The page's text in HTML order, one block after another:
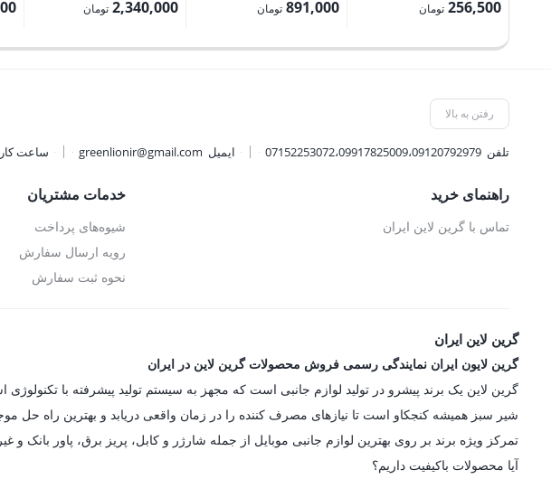
اصلی:
بود.
256,500 تومان
اصلی:
بود.
891,000 تومان
اصلی:
بود.
2,340,000 تومان
رفتن به بالا
تلفن07152253072،09917825009،09120792979 ایمیل greenlionir@gmail.com ساعت کاری صبح 9 الی 14- عصر 17
راهنمای خرید
تماس با گرین لاین ایران
خدمات مشتریان
شیوه‌های پرداخت
رویه ارسال سفارش
نحوه ثبت سفارش
گرین لاین ایران
گرین لایون ایران نمایندگی رسمی فروش محصولات گرین لاین در ایران
شیر سبز همیشه کنجکاو است تا نیازهای مصرف کننده را در زمان واقعی دریابد و بهترین راه حل
تمرکز ویژه برند بر روی بهترین لوازم جانبی موبایل از جمله شارژر و کابل، پریز برق، پاور بانک و
آیا محصولات باکیفیت داریم؟